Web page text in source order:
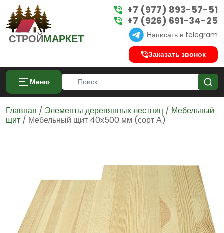
СТРОЙМАРКЕТ
+7 (977) 893-57-51
+7 (926) 691-34-25
Написать в telegram
Заказать звонок
Меню
Главная / Элементы деревянных лестниц / Мебельный
щит / Мебельный щит 40х500 мм (сорт А)